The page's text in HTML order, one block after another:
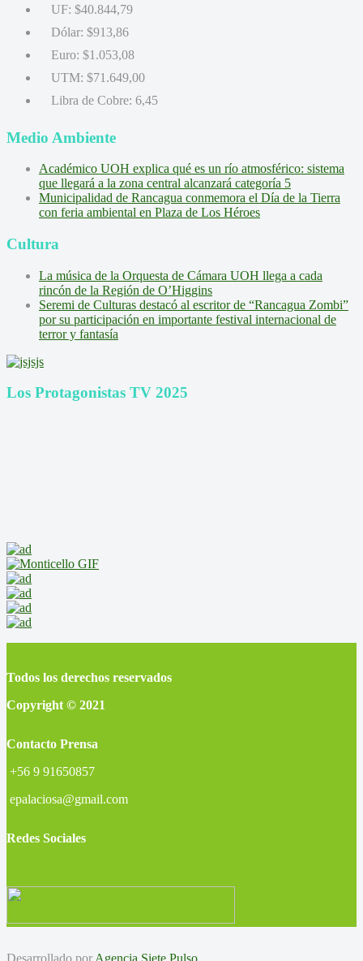
UF: $40.844,79
Dólar: $913,86
Euro: $1.053,08
UTM: $71.649,00
Libra de Cobre: 6,45
Medio Ambiente
Académico UOH explica qué es un río atmosférico: sistema
que llegará a la zona central alcanzará categoría 5
Municipalidad de Rancagua conmemora el Día de la Tierra
con feria ambiental en Plaza de Los Héroes
Cultura
La música de la Orquesta de Cámara UOH llega a cada
rincón de la Región de O’Higgins
Seremi de Culturas destacó al escritor de “Rancagua Zombi”
por su participación en importante festival internacional de
terror y fantasía
Los Protagonistas TV 2025
Todos los derechos reservados
Copyright © 2021
Contacto Prensa
+56 9 91650857
epalaciosa@gmail.com
Redes Sociales